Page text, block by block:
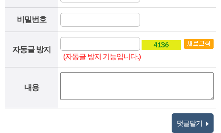
비밀번호
자동글 방지
(자동글 방지 기능입니다.)
내용
댓글달기